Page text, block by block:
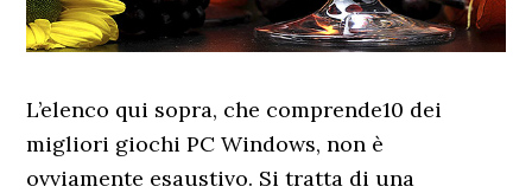
L’elenco qui sopra, che comprende10 dei
migliori giochi PC Windows, non è
ovviamente esaustivo. Si tratta di una